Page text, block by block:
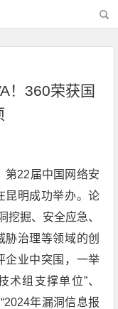
！360荣获国
第22届中国网络安
昆明成功举办。论
挖掘、安全应急、
治理等领域的创
企业中突围，一举
术组支撑单位”、
年漏洞信息报